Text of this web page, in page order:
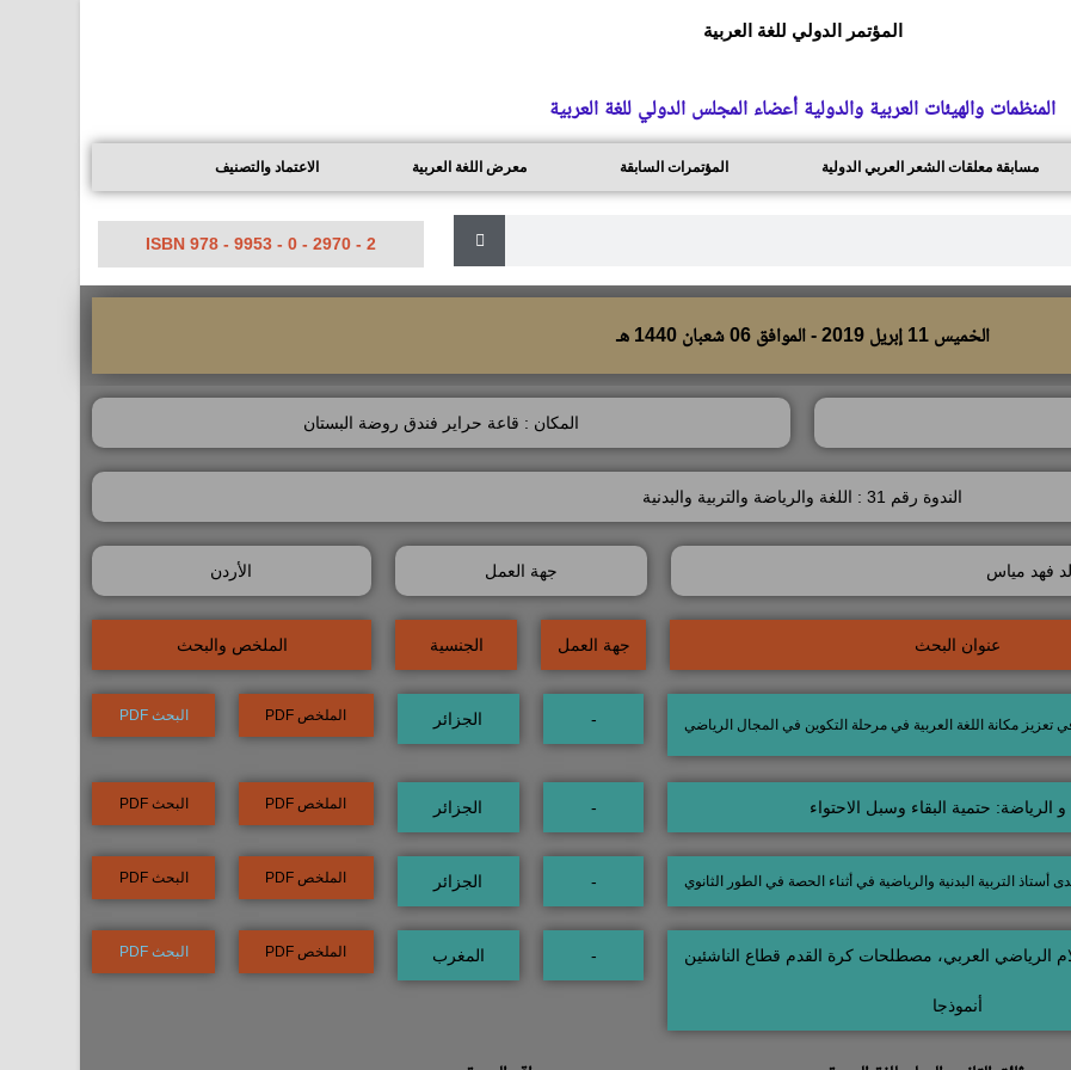
المؤتمر الدولي للغة العربية
المنظمات والهيئات العربية والدولية أعضاء المجلس الدولي للغة العربية
مسابقة معلقات الشعر العربي الدولية المؤتمرات السابقة معرض اللغة العربية الاعتماد والتصنيف
ISBN 978 - 9953 - 0 - 2970 - 2
الخميس 11 إبريل 2019 - الموافق 06 شعبان 1440 هـ
المكان : قاعة حراير فندق روضة البستان
الندوة رقم 31 : اللغة والرياضة والتربية والبدنية
فهد مياس جهة العمل الأردن
عنوان البحث جهة العمل الجنسية الملخص والبحث
تعزيز مكانة اللغة العربية في مرحلة التكوين في المجال الرياضي - الجزائر الملخص PDF البحث PDF
و الرياضة: حتمية البقاء وسبل الاحتواء - الجزائر الملخص PDF البحث PDF
لدى أستاذ التربية البدنية والرياضية في أثناء الحصة في الطور الثانوي - الجزائر الملخص PDF البحث PDF
الرياضي العربي، مصطلحات كرة القدم قطاع الناشئين
أنموذجا
- المغرب الملخص PDF البحث PDF